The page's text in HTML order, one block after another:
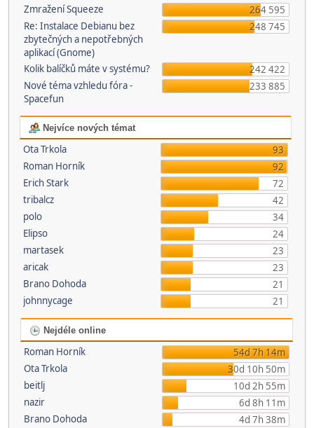
Zmražení Squeeze
264 595
Re: Instalace Debianu bez
zbytečných a nepotřebných
aplikací (Gnome)
248 745
Kolik balíčků máte v systému?
242 422
Nové téma vzhledu fóra -
Spacefun
233 885
Nejvíce nových témat
Ota Trkola
93
Roman Horník
92
Erich Stark
72
tribalcz
42
polo
34
Elipso
24
martasek
23
aricak
23
Brano Dohoda
21
johnnycage
21
Nejdéle online
Roman Horník
54d 7h 14m
Ota Trkola
30d 10h 50m
beitlj
10d 2h 55m
nazir
6d 8h 11m
Brano Dohoda
4d 7h 38m